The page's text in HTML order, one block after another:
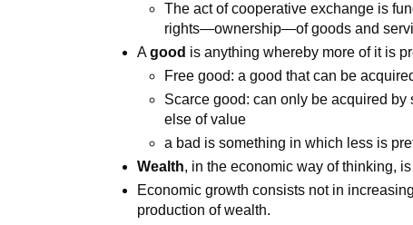
The act of cooperative exchange is
rights—ownership—of goods and
Agood is anything whereby more of it is
Free good: a good that can be
Scarce good: can only be acquired
else of value
a bad is something in which less is
Wealth, in the economic way of thinking,
Economic growth consists not in
production of wealth.